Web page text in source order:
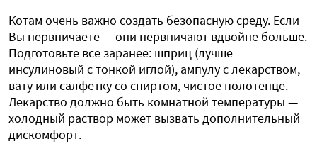
Котам очень важно создать безопасную среду. Если
Вы нервничаете — они нервничают вдвойне больше.
Подготовьте все заранее: шприц (лучше
инсулиновый с тонкой иглой), ампулу с лекарством,
вату или салфетку со спиртом, чистое полотенце.
Лекарство должно быть комнатной температуры —
холодный раствор может вызвать дополнительный
дискомфорт.